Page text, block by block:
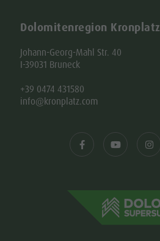
Dolomitenregion Kronplatz
Johann-Georg-Mahl Str. 40
I-39031 Bruneck
+39 0474 431580
info@kronplatz.com